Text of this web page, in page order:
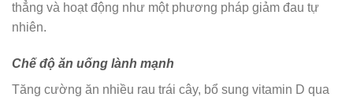
thẳng và hoạt động như một phương pháp giảm đau tự
nhiên.
Chế độ ăn uống lành mạnh
Tăng cường ăn nhiều rau trái cây, bổ sung vitamin D qua